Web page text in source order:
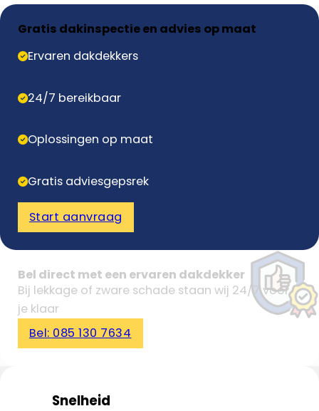
Gratis dakinspectie en advies op maat
Ervaren dakdekkers
24/7 bereikbaar
Oplossingen op maat
Gratis adviesgepsrek
Start aanvraag
Bel direct met een ervaren dakdekker
Bij lekkage of zware schade staan wij 24/7 voor
je klaar
Bel: 085 130 7634
Snelheid